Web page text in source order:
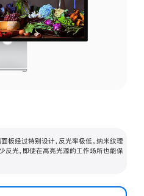
板经过特别设计，反光率极低。纳米纹理
反光，即使在高亮光源的工作场所也能保